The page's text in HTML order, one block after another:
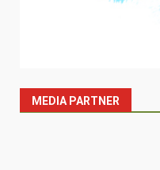
MEDIA PARTNER